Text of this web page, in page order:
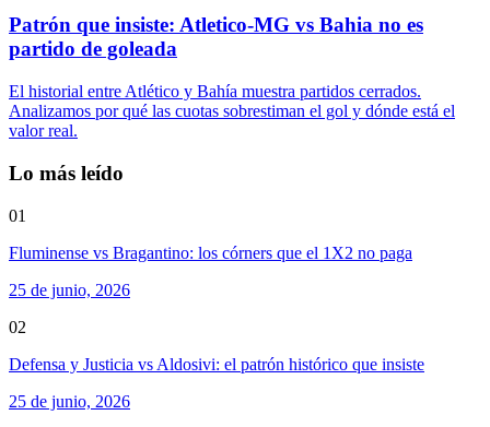
Patrón que insiste: Atletico-MG vs Bahia no es
partido de goleada
El historial entre Atlético y Bahía muestra partidos cerrados.
Analizamos por qué las cuotas sobrestiman el gol y dónde está el
valor real.
Lo más leído
01
Fluminense vs Bragantino: los córners que el 1X2 no paga
25 de junio, 2026
02
Defensa y Justicia vs Aldosivi: el patrón histórico que insiste
25 de junio, 2026